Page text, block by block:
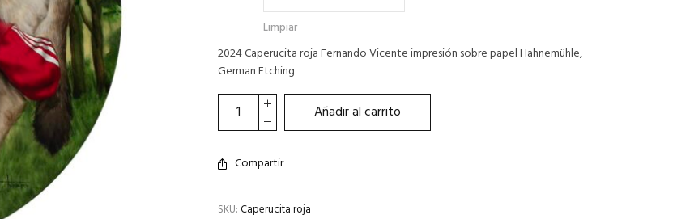
Limpiar
2024 Caperucita roja Fernando Vicente impresión sobre papel Hahnemühle,
German Etching
Añadir al carrito
Compartir
SKU:Caperucita roja